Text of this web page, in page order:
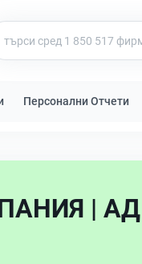
Персонални Отчети
| АД